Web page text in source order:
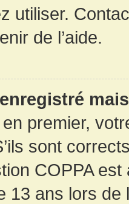
utiliser.
de l’aide.
premier,
sont
COPPA
13 ans lors de